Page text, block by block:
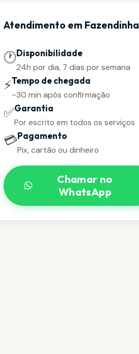
Atendimento em Fazendinha
🕐Disponibilidade
24h por dia, 7 dias por semana
⚡Tempo de chegada
~30 min após confirmação
✅Garantia
Por escrito em todos os serviços
💳Pagamento
Pix, cartão ou dinheiro
Chamar no
WhatsApp